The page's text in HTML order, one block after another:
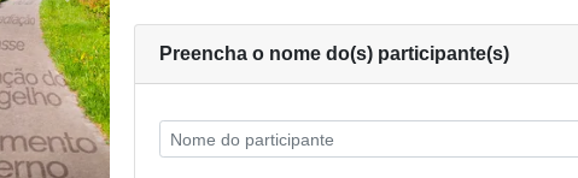
Preencha o nome do(s) participante(s)